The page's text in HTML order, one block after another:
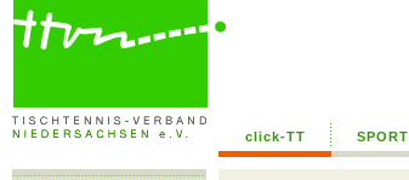
click-TT SPORT